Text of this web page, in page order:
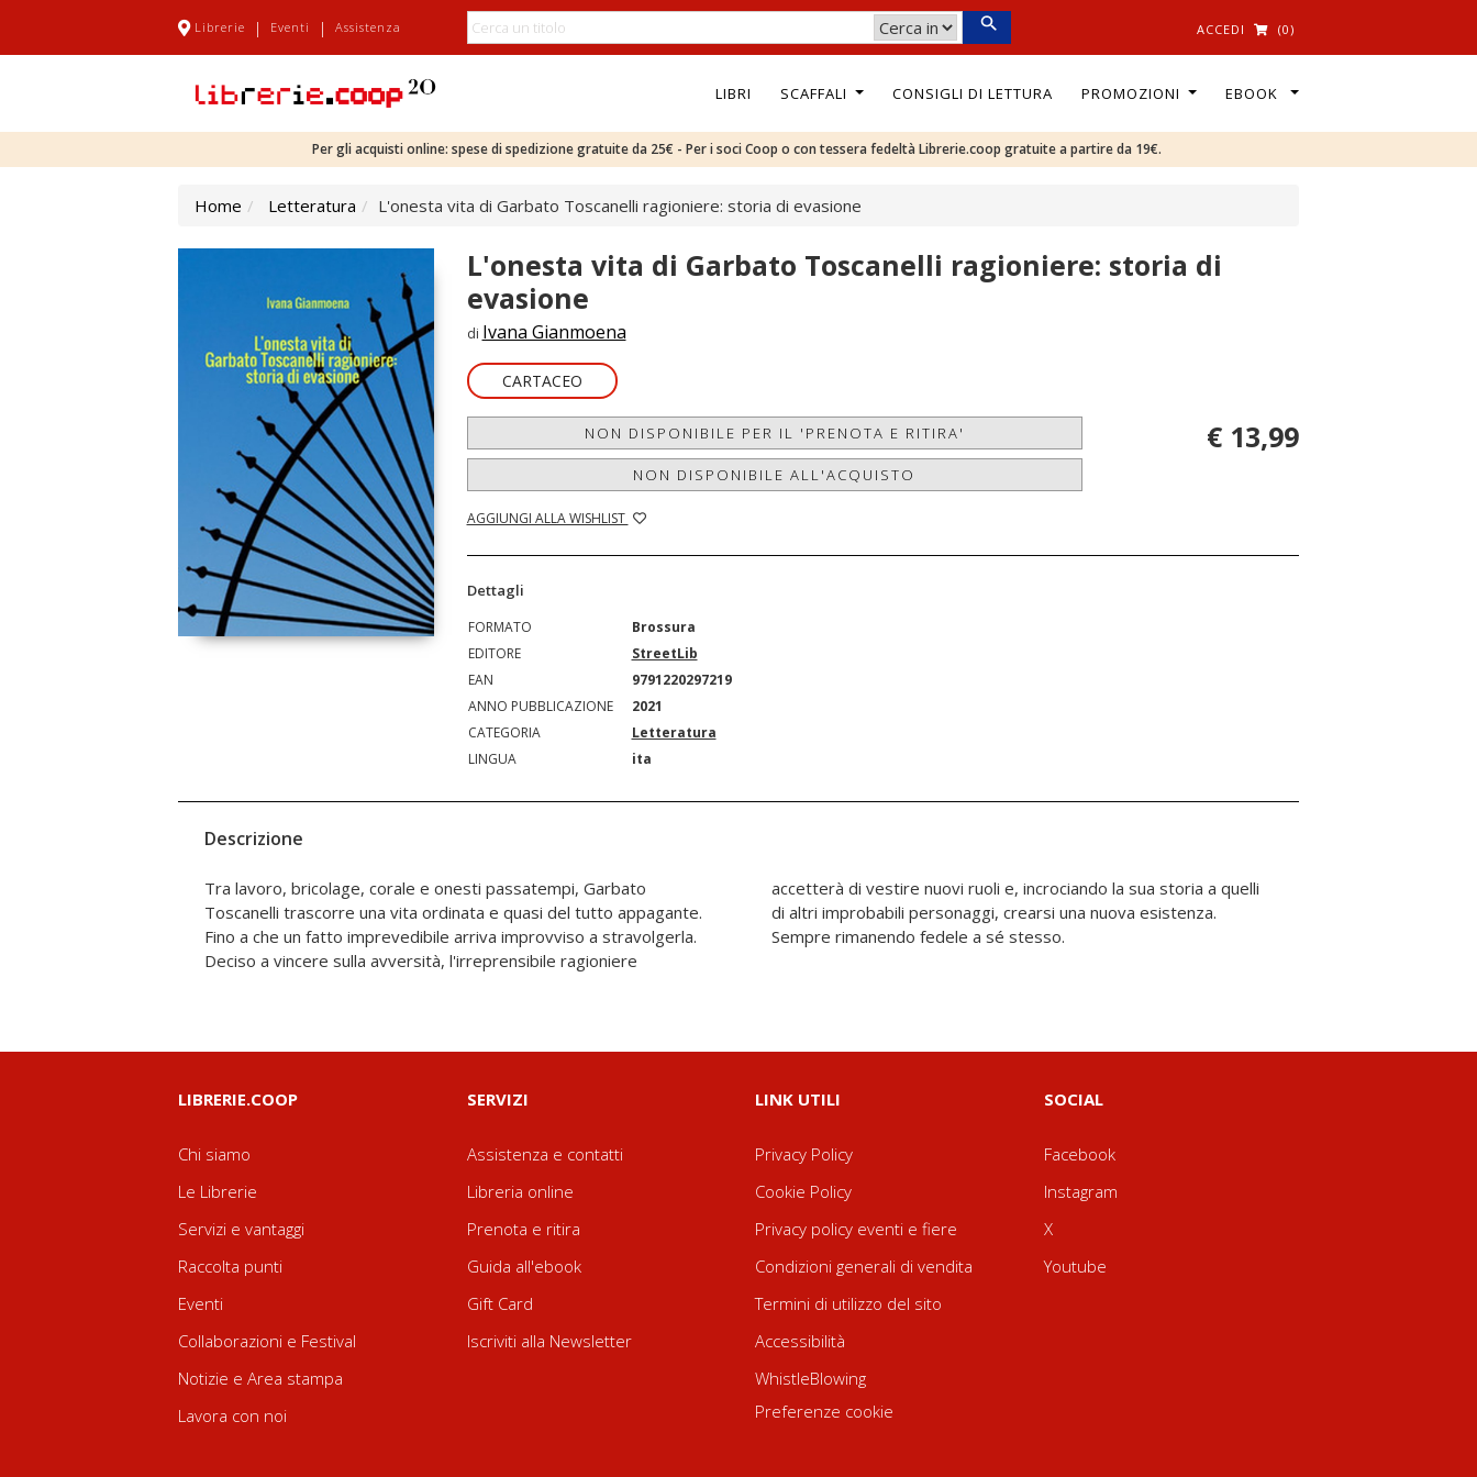
Librerie | Eventi | Assistenza ACCEDI (0)
LIBRI SCAFFALI CONSIGLI DI LETTURA PROMOZIONI EBOOK
Per gli acquisti online: spese di spedizione gratuite da 25€ - Per i soci Coop o con tessera fedeltà Librerie.coop gratuite a partire da 19€.
Home Letteratura L'onesta vita di Garbato Toscanelli ragioniere: storia di evasione
L'onesta vita di Garbato Toscanelli ragioniere: storia di
evasione
di Ivana Gianmoena
CARTACEO
NON DISPONIBILE PER IL 'PRENOTA E RITIRA'
NON DISPONIBILE ALL'ACQUISTO
AGGIUNGI ALLA WISHLIST
€ 13,99
Dettagli
FORMATO
Brossura
EDITORE
StreetLib
EAN
9791220297219
ANNO PUBBLICAZIONE
2021
CATEGORIA
Letteratura
LINGUA
ita
Descrizione
Tra lavoro, bricolage, corale e onesti passatempi, Garbato
Toscanelli trascorre una vita ordinata e quasi del tutto appagante.
Fino a che un fatto imprevedibile arriva improvviso a stravolgerla.
Deciso a vincere sulla avversità, l'irreprensibile ragioniere
accetterà di vestire nuovi ruoli e, incrociando la sua storia a quelli
di altri improbabili personaggi, crearsi una nuova esistenza.
Sempre rimanendo fedele a sé stesso.
LIBRERIE.COOP
Chi siamo
Le Librerie
Servizi e vantaggi
Raccolta punti
Eventi
Collaborazioni e Festival
Notizie e Area stampa
Lavora con noi
SERVIZI
Assistenza e contatti
Libreria online
Prenota e ritira
Guida all'ebook
Gift Card
Iscriviti alla Newsletter
LINK UTILI
Privacy Policy
Cookie Policy
Privacy policy eventi e fiere
Condizioni generali di vendita
Termini di utilizzo del sito
Accessibilità
WhistleBlowing
Preferenze cookie
SOCIAL
Facebook
Instagram
X
Youtube